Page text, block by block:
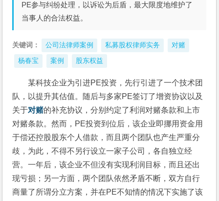
PE参与纠纷处理，以诉讼为后盾，最大限度地维护了
当事人的合法权益。
关键词： 公司法律师案例 私募股权律师实务 对赌
杨春宝 案例 股东权益
某科技企业为引进PE投资，先行引进了一个技术团
队，以提升其估值。随后与多家PE签订了增资协议以及
关于对赌的补充协议，分别约定了利润对赌条款和上市
对赌条款。然而，PE投资到位后，该企业即挪用资金用
于偿还控股股东个人借款，而且两个团队也产生严重分
歧，为此，不得不另行设立一家子公司，各自独立经
营。一年后，该企业不但没有实现利润目标，而且还出
现亏损；另一方面，两个团队依然矛盾不断，双方自行
商量了所谓分立方案，并在PE不知情的情况下实施了该